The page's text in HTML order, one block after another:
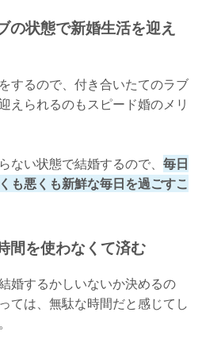
状態で新婚生活を迎え
するので、付き合いたてのラブ
えられるのもスピード婚のメリ
ない状態で結婚するので、 毎日
も悪くも新鮮な毎日を過ごすこ
間を使わなくて済む
婚するかしいないか決めるの
ては、無駄な時間だと感じてし